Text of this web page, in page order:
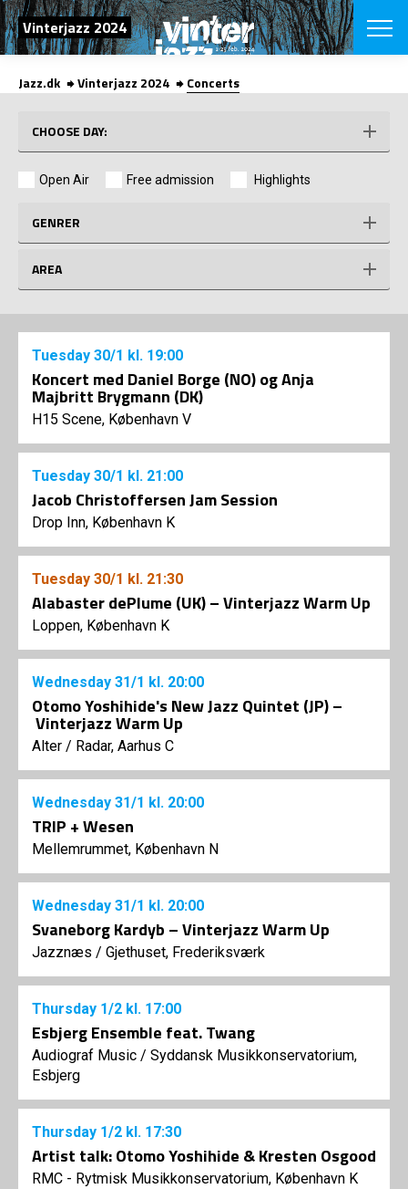
SEARCH
Vinterjazz 2024
CHOOSE
Themes
LOCATIONS
Venues &
About us
Jazz.dk Vinterjazz 2024 Concerts
CHOOSE DAY:
Open Air Free admission Highlights
GENRER
AREA
Tuesday 30/1 kl. 19:00
Koncert med Daniel Borge (NO) og Anja
Majbritt Brygmann (DK)
H15 Scene, København V
Tuesday 30/1 kl. 21:00
Jacob Christoffersen Jam Session
Drop Inn, København K
Tuesday 30/1 kl. 21:30
Alabaster dePlume (UK) – Vinterjazz Warm Up
Loppen, København K
Wednesday 31/1 kl. 20:00
Otomo Yoshihide's New Jazz Quintet (JP) –
Vinterjazz Warm Up
Alter / Radar, Aarhus C
Wednesday 31/1 kl. 20:00
TRIP + Wesen
Mellemrummet, København N
Wednesday 31/1 kl. 20:00
Svaneborg Kardyb – Vinterjazz Warm Up
Jazznæs / Gjethuset, Frederiksværk
Thursday 1/2 kl. 17:00
Esbjerg Ensemble feat. Twang
Audiograf Music / Syddansk Musikkonservatorium,
Esbjerg
Thursday 1/2 kl. 17:30
Artist talk: Otomo Yoshihide & Kresten Osgood
RMC - Rytmisk Musikkonservatorium, København K